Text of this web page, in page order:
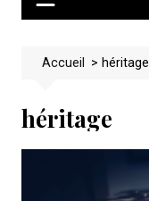
Accueil > héritage
héritage